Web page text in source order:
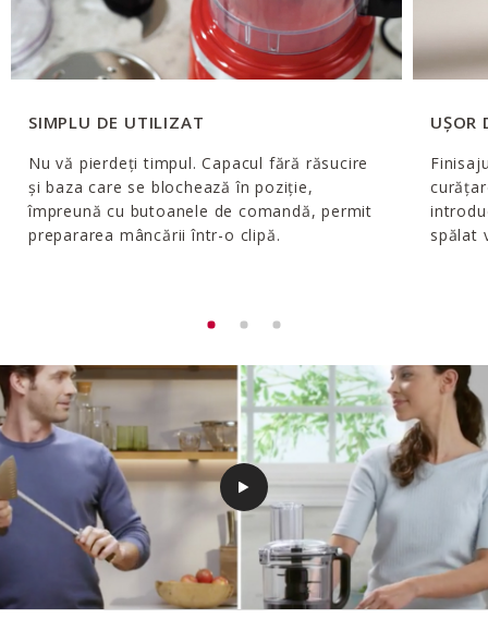
SIMPLU DE UTILIZAT
Nu vă pierdeți timpul. Capacul fără răsucire
și baza care se blochează în poziție,
împreună cu butoanele de comandă, permit
prepararea mâncării într-o clipă.
UȘOR
spălat